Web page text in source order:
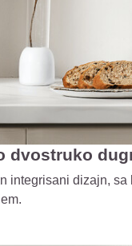
dvostruko
integrisani dizajn,